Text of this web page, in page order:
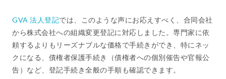
GVA 法人登記では、このような声にお応えすべく、合同会社
から株式会社への組織変更登記に対応しました。専門家に依
頼するよりもリーズナブルな価格で手続きができ、特にネッ
クになる、債権者保護手続き（債権者への個別催告や官報公
告）など、登記手続き全般の手順も確認できます。